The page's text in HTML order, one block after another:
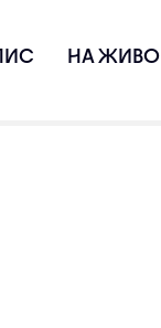
НА ЖИВО